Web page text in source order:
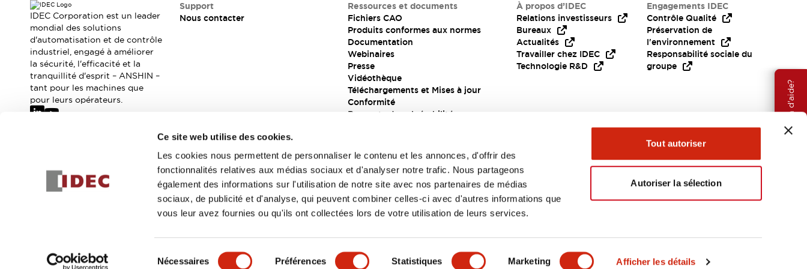
Ce site web utilise des cookies.
Les cookies nous permettent de personnaliser le contenu et les annonces, d'offrir des
fonctionnalités relatives aux médias sociaux et d'analyser notre trafic. Nous partageons
également des informations sur l'utilisation de notre site avec nos partenaires de médias
sociaux, de publicité et d'analyse, qui peuvent combiner celles-ci avec d'autres informations que
vous leur avez fournies ou qu'ils ont collectées lors de votre utilisation de leurs services.
Nécessaires Préférences Statistiques Marketing Afficher les détails
Tout autoriser
Autoriser la sélection
Où acheter
Distributeurs en ligne
Besoin d'aide?
DÉTAILS DU PRODUIT CARACTÉRISTIQUES CLÉS SPÉCIFICATIONS DOCUMENTS ET FICHIERS
IDEC Corporation est un leader
mondial des solutions
d'automatisation et de contrôle
industriel, engagé à améliorer
la sécurité, l'efficacité et la
tranquillité d'esprit – ANSHIN –
tant pour les machines que
pour leurs opérateurs.
Support
Nous contacter
Ressources et documents
Fichiers CAO
Produits conformes aux normes
Documentation
Webinaires
Presse
Vidéothèque
Téléchargements et Mises à jour
Conformité
Rapports de vulnérabilité
À propos d’IDEC
Relations investisseurs
Bureaux
Actualités
Travailler chez IDEC
Technologie R&D
Engagements IDEC
Contrôle Qualité
Préservation de
l'environnement
Responsabilité sociale du
groupe
Inscrivez-vous
Politique de confidentialitéConditions générales EMEA